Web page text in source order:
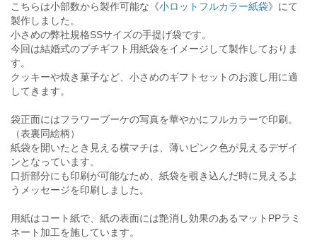
こちらは小部数から製作可能な《小ロットフルカラー紙袋》にて
製作しました。
小さめの弊社規格SSサイズの手提げ袋です。
今回は結婚式のプチギフト用紙袋をイメージして製作しておりま
す。
クッキーや焼き菓子など、小さめのギフトセットのお渡し用に適
してきます。
袋正面にはフラワーブーケの写真を華やかにフルカラーで印刷。
（表裏同絵柄）
紙袋を開いたとき見える横マチは、薄いピンク色が見えるデザイ
ンとなっています。
口折部分にも印刷が可能なため、紙袋を覗き込んだ時に見えるよ
うメッセージを印刷しました。
用紙はコート紙で、紙の表面には艶消し効果のあるマットPPラミ
ネート加工を施しています。